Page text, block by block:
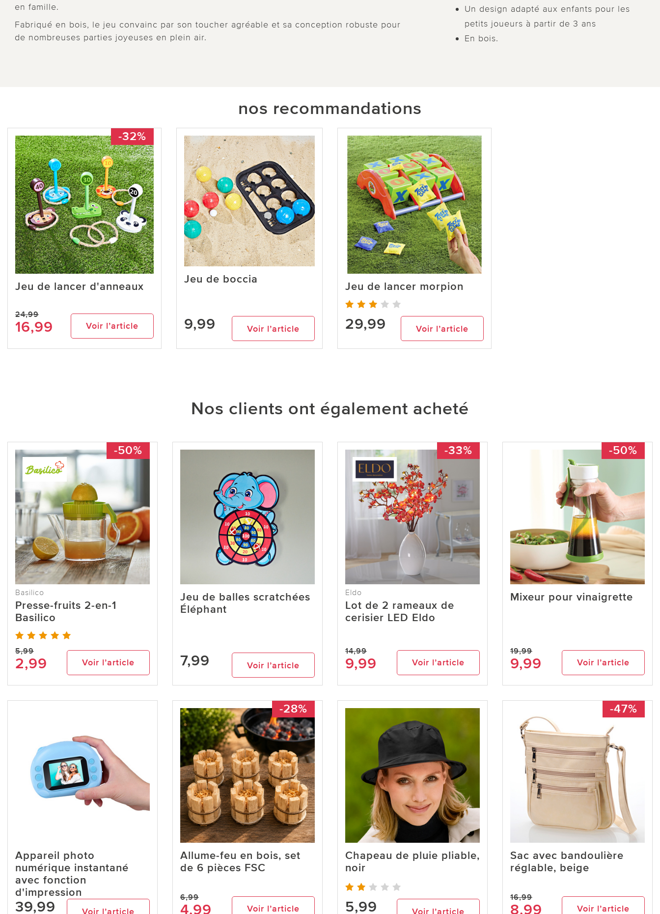
en famille.
Fabriqué en bois, le jeu convainc par son toucher agréable et sa conception robuste pour
de nombreuses parties joyeuses en plein air.
Un design adapté aux enfants pour les
petits joueurs à partir de 3 ans
En bois.
nos recommandations
-32%
Jeu de lancer d'anneaux
24,99
16,99 Voir l’article
Jeu de boccia
9,99 Voir l’article
Jeu de lancer morpion
29,99 Voir l’article
Nos clients ont également acheté
-50%
Basilico
Presse-fruits 2-en-1
Basilico
5,99
2,99 Voir l’article
Jeu de balles scratchées
Éléphant
7,99 Voir l’article
-33%
Eldo
Lot de 2 rameaux de
cerisier LED Eldo
14,99
9,99 Voir l’article
-50%
Mixeur pour vinaigrette
19,99
9,99 Voir l’article
Appareil photo
numérique instantané
avec fonction
d'impression
39,99 Voir l’article
-28%
Allume-feu en bois, set
de 6 pièces FSC
6,99
4,99 Voir l’article
Chapeau de pluie pliable,
noir
5,99 Voir l’article
-47%
Sac avec bandoulière
réglable, beige
16,99
8,99 Voir l’article